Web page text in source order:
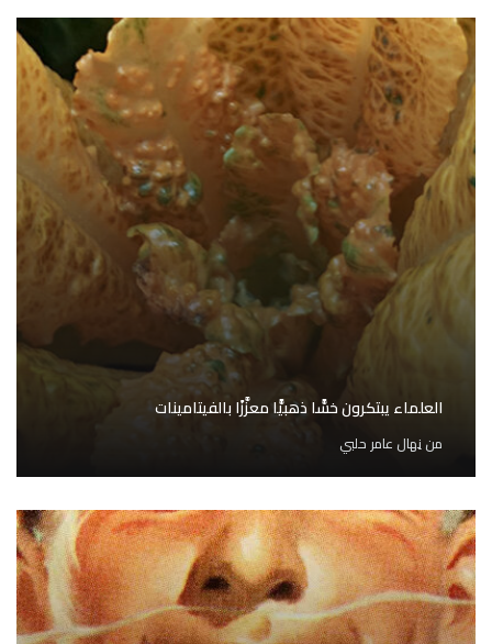
العلماء يبتكرون خسًّا ذهبيًّا معزَّزًا بالفيتامينات
مننِهال عامر حلبي